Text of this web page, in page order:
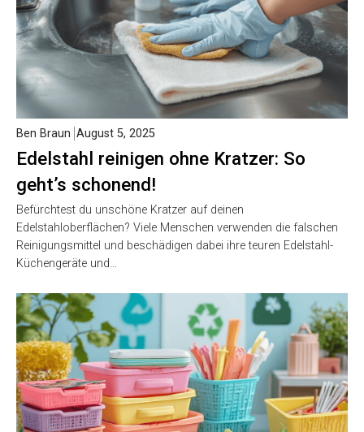
Edelstahl reinigen ohne Kratzer: So
geht’s schonend!
Ben Braun August 5, 2025
Befürchtest du unschöne Kratzer auf deinen
Edelstahloberflächen? Viele Menschen verwenden die falschen
Reinigungsmittel und beschädigen dabei ihre teuren Edelstahl-
Küchengeräte und…